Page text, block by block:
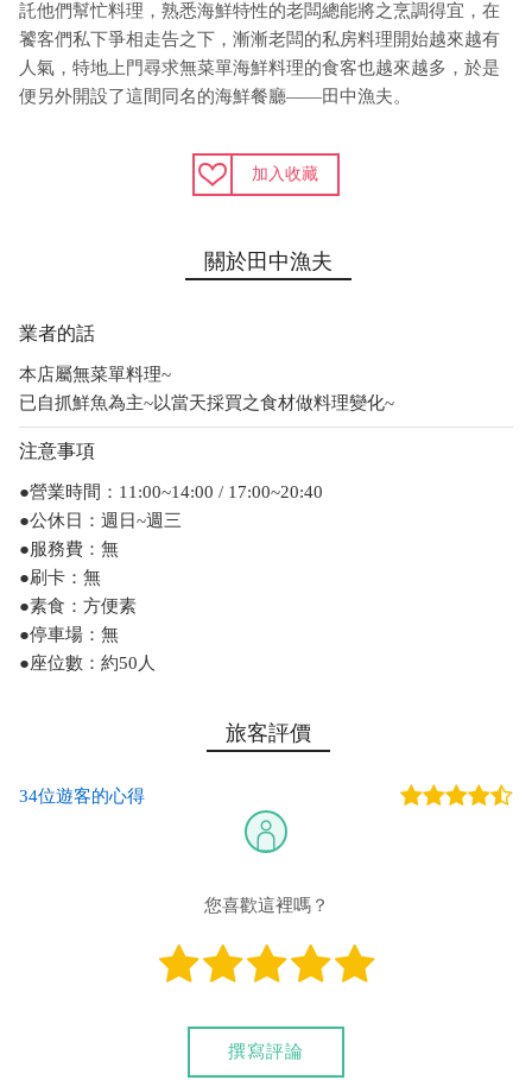
託他們幫忙料理，熟悉海鮮特性的老闆總能將之烹調得宜，在
饕客們私下爭相走告之下，漸漸老闆的私房料理開始越來越有
人氣，特地上門尋求無菜單海鮮料理的食客也越來越多，於是
便另外開設了這間同名的海鮮餐廳——田中漁夫。
加入收藏
關於田中漁夫
業者的話
本店屬無菜單料理~
已自抓鮮魚為主~以當天採買之食材做料理變化~
注意事項
●營業時間：11:00~14:00 / 17:00~20:40
●公休日：週日~週三
●服務費：無
●刷卡：無
●素食：方便素
●停車場：無
●座位數：約50人
旅客評價
34位遊客的心得
您喜歡這裡嗎？
撰寫評論